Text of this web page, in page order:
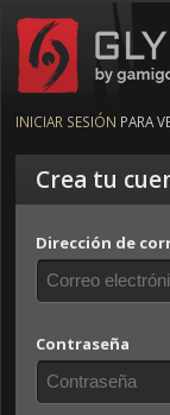
Glyph by
INICIAR SESIÓN PARA
Crea tu
Dirección de
Contraseña